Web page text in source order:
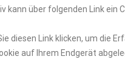
kann über folgenden Link ein
diesen Link klicken, um die
auf Ihrem Endgerät